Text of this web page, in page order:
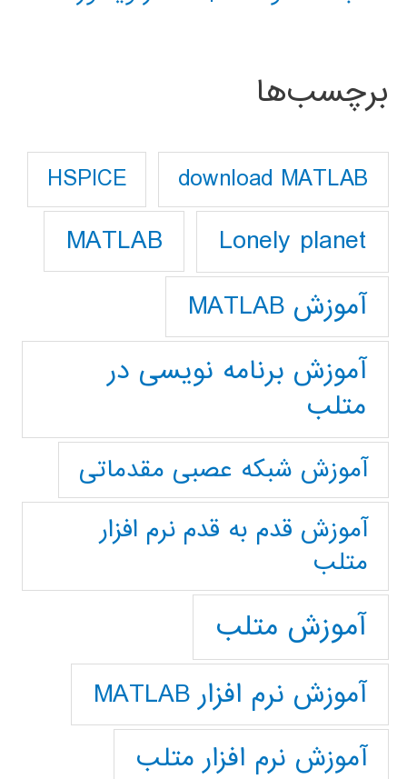
برچسب‌ها
download MATLAB
HSPICE
Lonely planet
MATLAB
آموزش MATLAB
آموزش برنامه نویسی در
متلب
آموزش شبکه عصبی مقدماتی
آموزش قدم به قدم نرم افزار
متلب
آموزش متلب
آموزش نرم افزار MATLAB
آموزش نرم افزار متلب